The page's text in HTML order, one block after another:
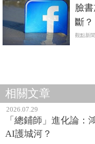
臉
斷？
觀點新聞
相關文章
2026.07.29
「總鋪師」進化論
AI護城河？